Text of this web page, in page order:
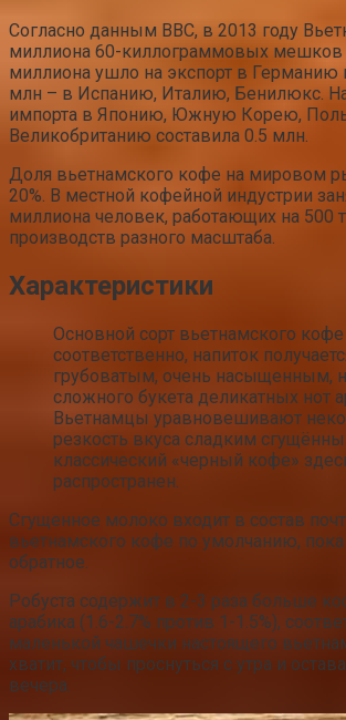
Согласно данным BBC, в 2013 году
миллиона 60-киллограммовых
миллиона ушло на экспорт в
млн – в Испанию, Италию, Бенилюкс.
импорта в Японию, Южную Корею,
Великобританию составила 0.5 млн.
Доля вьетнамского кофе на мировом
20%. В местной кофейной индустрии
миллиона человек, работающих на 500
производств разного масштаба.
Характеристики
Основной сорт вьетнамского кофе
соответственно, напиток
грубоватым, очень насыщенным,
сложного букета деликатных нот
Вьетнамцы уравновешивают
резкость вкуса сладким
классический «черный кофе»
распространен.
Сгущенное молоко входит в состав
вьетнамского кофе по умолчанию,
обратное.
Робуста содержит в 2-3 раза больше
арабика (1.6-2.7% против 1-1.5%),
маленькой чашечки настоящего
хватит, чтобы проснуться с утра и
вечера.